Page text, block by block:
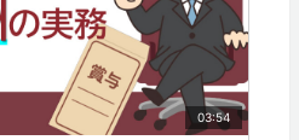
03:54